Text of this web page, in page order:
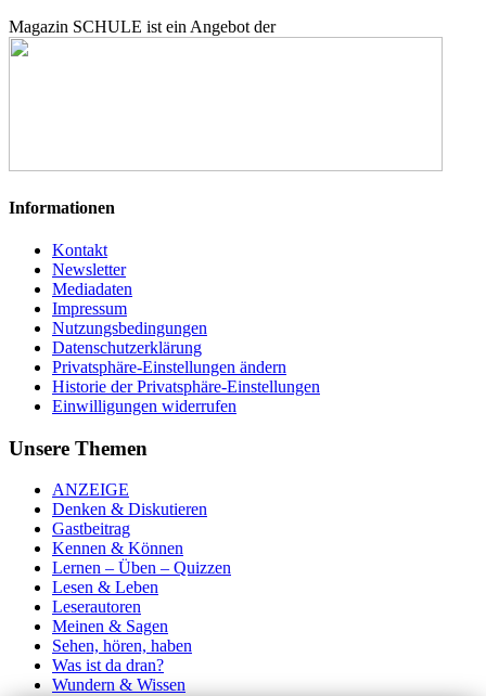
Magazin SCHULE ist ein Angebot der
Informationen
Kontakt
Newsletter
Mediadaten
Impressum
Nutzungsbedingungen
Datenschutzerklärung
Privatsphäre-Einstellungen ändern
Historie der Privatsphäre-Einstellungen
Einwilligungen widerrufen
Unsere Themen
ANZEIGE
Denken & Diskutieren
Gastbeitrag
Kennen & Können
Lernen – Üben – Quizzen
Lesen & Leben
Leserautoren
Meinen & Sagen
Sehen, hören, haben
Was ist da dran?
Wundern & Wissen